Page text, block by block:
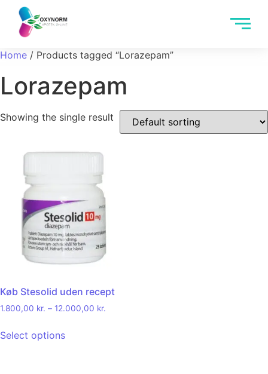
Home / Products tagged “Lorazepam”
Lorazepam
Showing the single result
Køb Stesolid uden recept
1.800,00 kr. – 12.000,00 kr.
Select options